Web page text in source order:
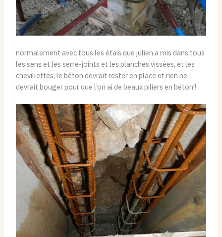
normalement avec tous les étais que julien a mis dans tous
les sens et les serre-joints et les planches vissées, et les
chevillettes, le béton devrait rester en place et rien ne
devrait bouger pour que l’on ai de beaux piliers en béton!!